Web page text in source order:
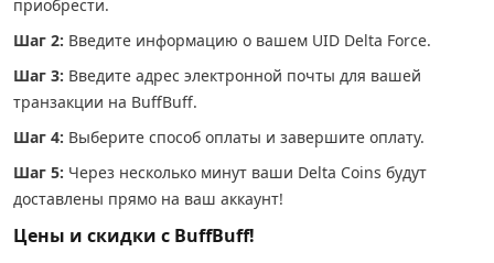
приобрести.
Шаг 2: Введите информацию о вашем UID Delta Force.
Шаг 3: Введите адрес электронной почты для вашей
транзакции на BuffBuff.
Шаг 4: Выберите способ оплаты и завершите оплату.
Шаг 5: Через несколько минут ваши Delta Coins будут
доставлены прямо на ваш аккаунт!
Цены и скидки с BuffBuff!